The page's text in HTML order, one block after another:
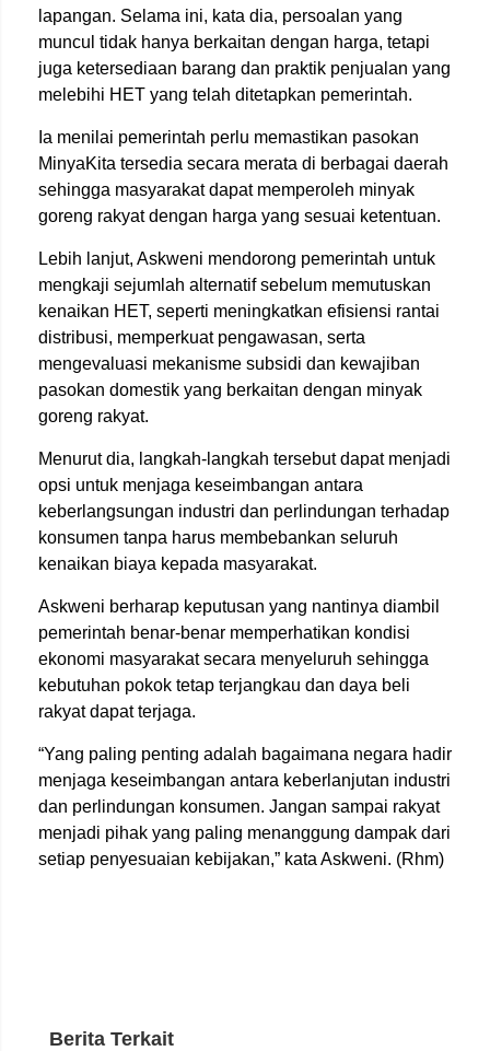
lapangan. Selama ini, kata dia, persoalan yang
muncul tidak hanya berkaitan dengan harga, tetapi
juga ketersediaan barang dan praktik penjualan yang
melebihi HET yang telah ditetapkan pemerintah.
Ia menilai pemerintah perlu memastikan pasokan
MinyaKita tersedia secara merata di berbagai daerah
sehingga masyarakat dapat memperoleh minyak
goreng rakyat dengan harga yang sesuai ketentuan.
Lebih lanjut, Askweni mendorong pemerintah untuk
mengkaji sejumlah alternatif sebelum memutuskan
kenaikan HET, seperti meningkatkan efisiensi rantai
distribusi, memperkuat pengawasan, serta
mengevaluasi mekanisme subsidi dan kewajiban
pasokan domestik yang berkaitan dengan minyak
goreng rakyat.
Menurut dia, langkah-langkah tersebut dapat menjadi
opsi untuk menjaga keseimbangan antara
keberlangsungan industri dan perlindungan terhadap
konsumen tanpa harus membebankan seluruh
kenaikan biaya kepada masyarakat.
Askweni berharap keputusan yang nantinya diambil
pemerintah benar-benar memperhatikan kondisi
ekonomi masyarakat secara menyeluruh sehingga
kebutuhan pokok tetap terjangkau dan daya beli
rakyat dapat terjaga.
“Yang paling penting adalah bagaimana negara hadir
menjaga keseimbangan antara keberlanjutan industri
dan perlindungan konsumen. Jangan sampai rakyat
menjadi pihak yang paling menanggung dampak dari
setiap penyesuaian kebijakan,” kata Askweni. (Rhm)
Berita Terkait